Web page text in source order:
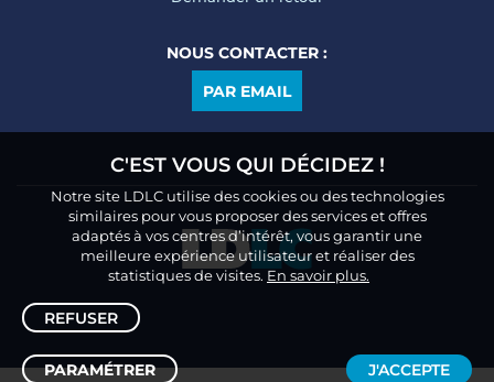
NOUS CONTACTER :
PAR EMAIL
C'EST VOUS QUI DÉCIDEZ !
Notre site LDLC utilise des cookies ou des technologies
similaires pour vous proposer des services et offres
adaptés à vos centres d’intérêt, vous garantir une
meilleure expérience utilisateur et réaliser des
statistiques de visites. En savoir plus.
REFUSER
PARAMÉTRER J'ACCEPTE